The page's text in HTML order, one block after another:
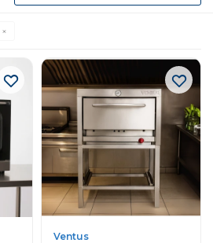
Ventus